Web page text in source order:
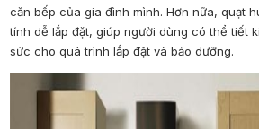
căn bếp của gia đình mình. Hơn nữa, quạt
tính dễ lắp đặt, giúp người dùng có thể tiết
sức cho quá trình lắp đặt và bảo dưỡng.